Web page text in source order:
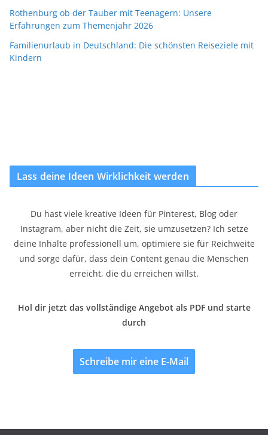
Rothenburg ob der Tauber mit Teenagern: Unsere
Erfahrungen zum Themenjahr 2026
Familienurlaub in Deutschland: Die schönsten Reiseziele mit
Kindern
Lass deine Ideen Wirklichkeit werden
Du hast viele kreative Ideen für Pinterest, Blog oder
Instagram, aber nicht die Zeit, sie umzusetzen? Ich setze
deine Inhalte professionell um, optimiere sie für Reichweite
und sorge dafür, dass dein Content genau die Menschen
erreicht, die du erreichen willst.
Hol dir jetzt das vollständige Angebot als PDF und starte
durch
Schreibe mir eine E-Mail